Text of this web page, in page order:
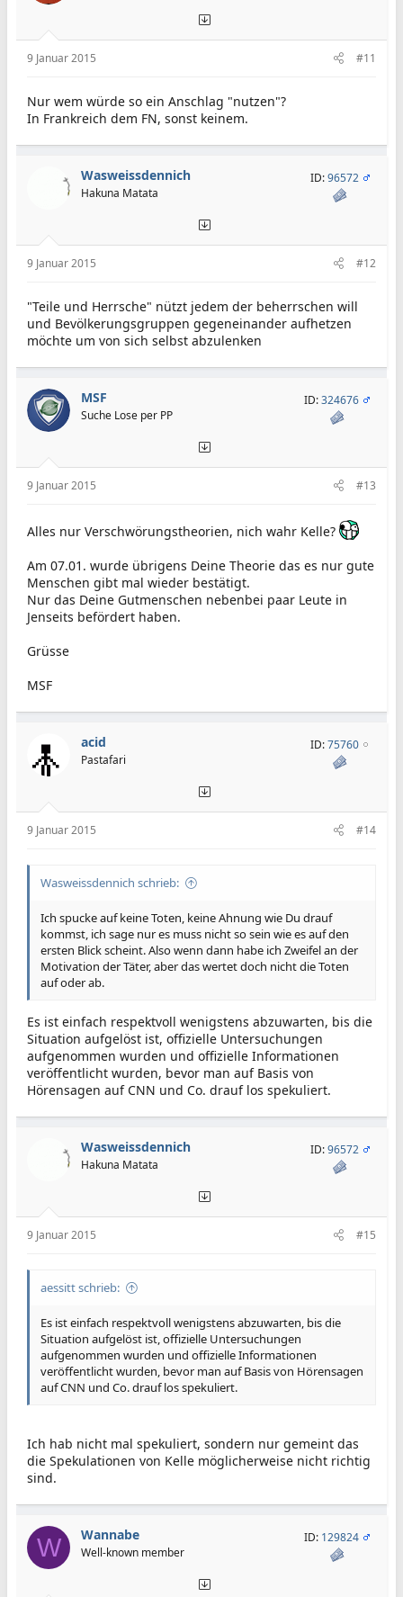
9 Januar 2015 #11
Nur wem würde so ein Anschlag "nutzen"?
In Frankreich dem FN, sonst keinem.
Wasweissdennich
Hakuna Matata
ID:96572
9 Januar 2015 #12
"Teile und Herrsche" nützt jedem der beherrschen will
und Bevölkerungsgruppen gegeneinander aufhetzen
möchte um von sich selbst abzulenken
MSF
Suche Lose per PP
ID:324676
9 Januar 2015 #13
Alles nur Verschwörungstheorien, nich wahr Kelle?
Am 07.01. wurde übrigens Deine Theorie das es nur gute
Menschen gibt mal wieder bestätigt.
Nur das Deine Gutmenschen nebenbei paar Leute in
Jenseits befördert haben.
Grüsse
MSF
acid
Pastafari
ID:75760
9 Januar 2015 #14
Wasweissdennich schrieb:
Ich spucke auf keine Toten, keine Ahnung wie Du drauf
kommst, ich sage nur es muss nicht so sein wie es auf den
ersten Blick scheint. Also wenn dann habe ich Zweifel an der
Motivation der Täter, aber das wertet doch nicht die Toten
auf oder ab.
Es ist einfach respektvoll wenigstens abzuwarten, bis die
Situation aufgelöst ist, offizielle Untersuchungen
aufgenommen wurden und offizielle Informationen
veröffentlicht wurden, bevor man auf Basis von
Hörensagen auf CNN und Co. drauf los spekuliert.
Wasweissdennich
Hakuna Matata
ID:96572
9 Januar 2015 #15
aessitt schrieb:
Es ist einfach respektvoll wenigstens abzuwarten, bis die
Situation aufgelöst ist, offizielle Untersuchungen
aufgenommen wurden und offizielle Informationen
veröffentlicht wurden, bevor man auf Basis von Hörensagen
auf CNN und Co. drauf los spekuliert.
Ich hab nicht mal spekuliert, sondern nur gemeint das
die Spekulationen von Kelle möglicherweise nicht richtig
sind.
W Wannabe
Well-known member
ID: 129824